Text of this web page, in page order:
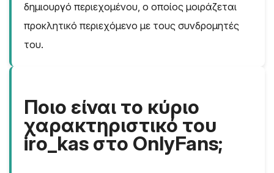
δημιουργό περιεχομένου, ο οποίος μοιράζεται
προκλητικό περιεχόμενο με τους συνδρομητές
του.
Ποιο είναι το κύριο
χαρακτηριστικό του
iro_kas στο OnlyFans;